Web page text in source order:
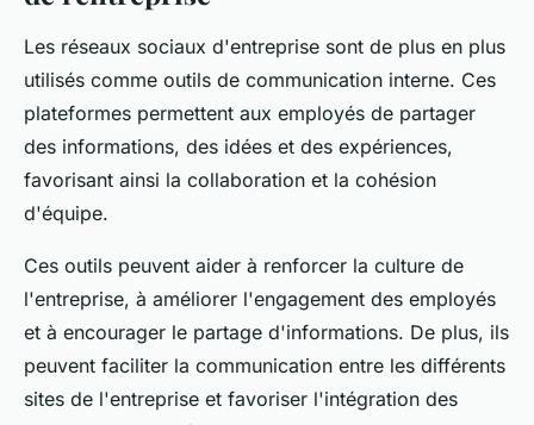
Les réseaux sociaux d'entreprise sont de plus en plus
utilisés comme outils de communication interne. Ces
plateformes permettent aux employés de partager
des informations, des idées et des expériences,
favorisant ainsi la collaboration et la cohésion
d'équipe.
Ces outils peuvent aider à renforcer la culture de
l'entreprise, à améliorer l'engagement des employés
et à encourager le partage d'informations. De plus, ils
peuvent faciliter la communication entre les différents
sites de l'entreprise et favoriser l'intégration des